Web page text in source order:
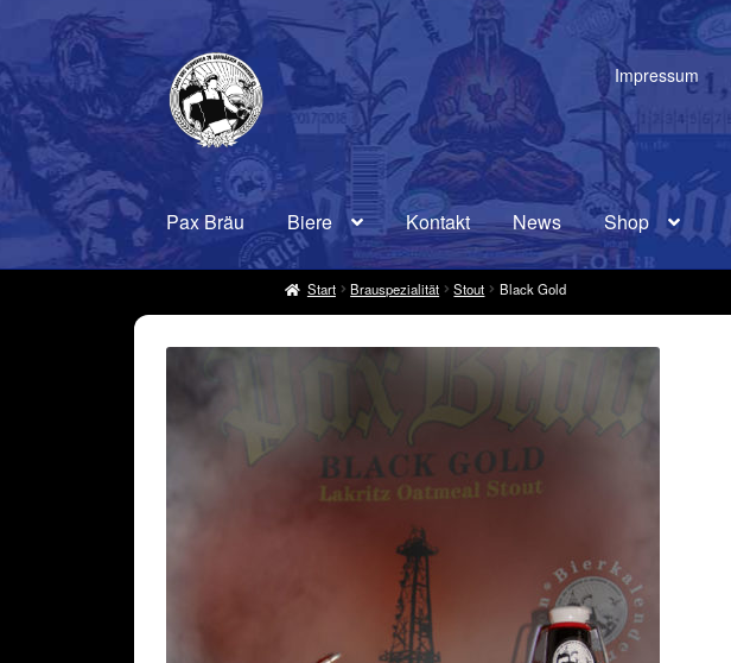
Zur
Navigation
springen
Zum
Inhalt
springen
Impressum
Pax Bräu Biere Kontakt News Shop
Start Brauspezialität Stout Black Gold